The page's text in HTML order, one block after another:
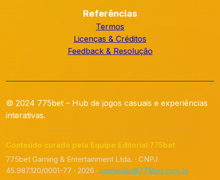
Referências
Termos
Licenças & Créditos
Feedback & Resolução
© 2024 775bet – Hub de jogos casuais e experiências
interativas.
Conteúdo curado pela Equipe Editorial 775bet
775bet Gaming & Entertainment Ltda. · CNPJ
45.987.120/0001-77 · 2026 · conteudo@775bet.com.br